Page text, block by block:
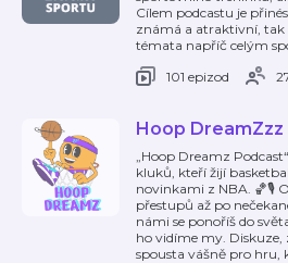
Cílem podcastu je
známá a atraktivní,
témata napříč celým
101 epizod
Hoop
„Hoop Dreamz
kluků, kteří žijí
novinkami z NBA. 🏀🎙️
přestupů až po
námi se ponoříš do
ho vidíme my. Diskuze,
spousta vášně pro hru,